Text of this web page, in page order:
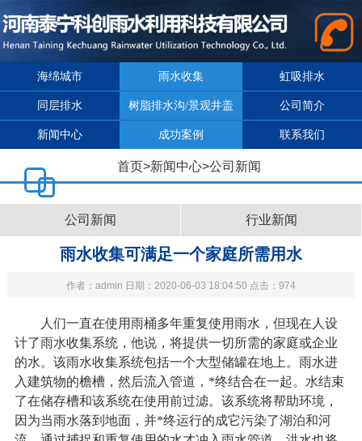
海绵城市 雨水收集 虹吸排水
同层排水 树脂排水沟/景观井盖 公司简介
新闻中心 成功案例 联系我们
首页>新闻中心>公司新闻
公司新闻 行业新闻
雨水收集可满足一个家庭所需用水
作者：admin 日期：2020-06-03 18:04:50 点击：974
人们一直在使用雨桶多年重复使用雨水，但现在人设
计了雨水收集系统，他说，将提供一切所需的家庭或企业
的水。该雨水收集系统包括一个大型储罐在地上。雨水进
入建筑物的檐槽，然后流入管道，*终结合在一起。水结束
了在储存槽和该系统在使用前过滤。该系统将帮助环境，
因为当雨水落到地面，并*终运行的成它污染了湖泊和河